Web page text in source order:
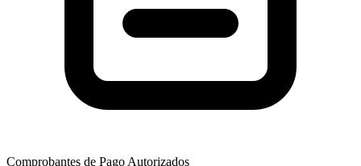
Comprobantes de Pago Autorizados